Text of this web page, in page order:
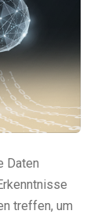
Daten
treffen, um